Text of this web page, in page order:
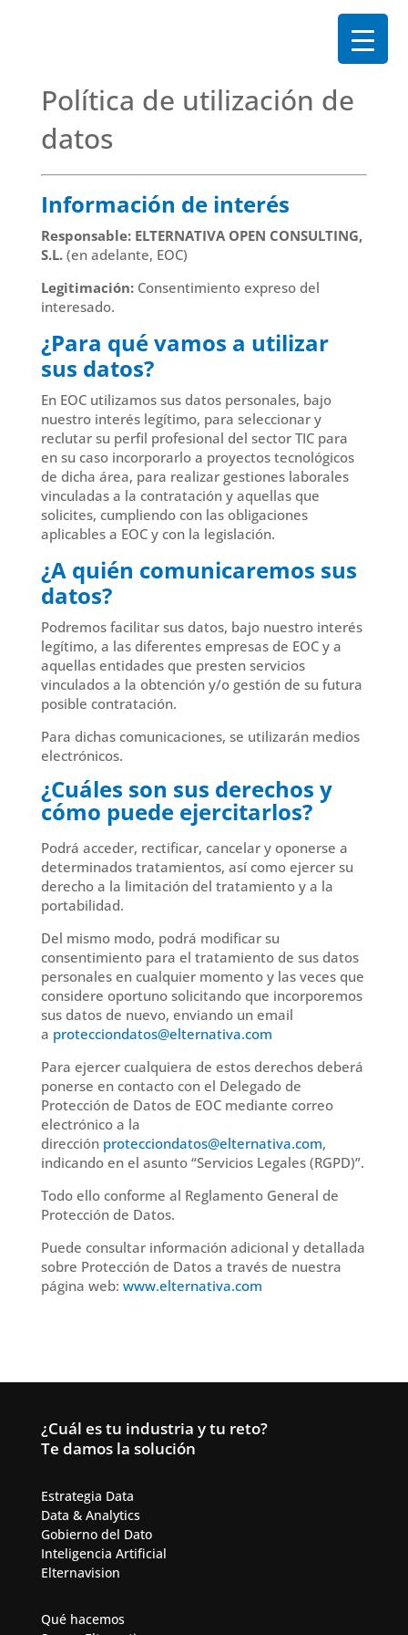
Política de utilización de
datos
Información de interés
Responsable: ELTERNATIVA OPEN CONSULTING,
S.L. (en adelante, EOC)
Legitimación: Consentimiento expreso del
interesado.
¿Para qué vamos a utilizar
sus datos?
En EOC utilizamos sus datos personales, bajo
nuestro interés legítimo, para seleccionar y
reclutar su perfil profesional del sector TIC para
en su caso incorporarlo a proyectos tecnológicos
de dicha área, para realizar gestiones laborales
vinculadas a la contratación y aquellas que
solicites, cumpliendo con las obligaciones
aplicables a EOC y con la legislación.
¿A quién comunicaremos sus
datos?
Podremos facilitar sus datos, bajo nuestro interés
legítimo, a las diferentes empresas de EOC y a
aquellas entidades que presten servicios
vinculados a la obtención y/o gestión de su futura
posible contratación.
Para dichas comunicaciones, se utilizarán medios
electrónicos.
¿Cuáles son sus derechos y
cómo puede ejercitarlos?
Podrá acceder, rectificar, cancelar y oponerse a
determinados tratamientos, así como ejercer su
derecho a la limitación del tratamiento y a la
portabilidad.
Del mismo modo, podrá modificar su
consentimiento para el tratamiento de sus datos
personales en cualquier momento y las veces que
considere oportuno solicitando que incorporemos
sus datos de nuevo, enviando un email
a protecciondatos@elternativa.com
Para ejercer cualquiera de estos derechos deberá
ponerse en contacto con el Delegado de
Protección de Datos de EOC mediante correo
electrónico a la
dirección protecciondatos@elternativa.com,
indicando en el asunto “Servicios Legales (RGPD)”.
Todo ello conforme al Reglamento General de
Protección de Datos.
Puede consultar información adicional y detallada
sobre Protección de Datos a través de nuestra
página web: www.elternativa.com
¿Cuál es tu industria y tu reto?
Te damos la solución
Estrategia Data
Data & Analytics​
Gobierno del Dato
Inteligencia Artificial​
Elternavision
Qué hacemos